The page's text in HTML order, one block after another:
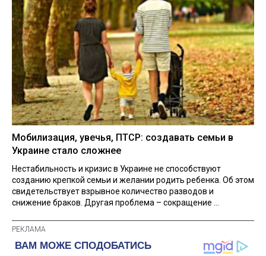
Мобилизация, увечья, ПТСР: создавать семьи в
Украине стало сложнее
Нестабильность и кризис в Украине не способствуют
созданию крепкой семьи и желании родить ребенка. Об этом
свидетельствует взрывное количество разводов и
снижение браков. Другая проблема – сокращение ...